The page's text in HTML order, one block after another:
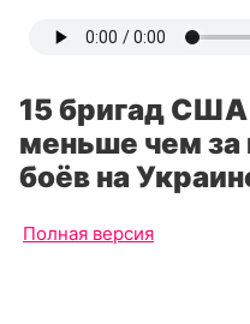
15 бригад
меньше чем за
боёв на
Полная версия